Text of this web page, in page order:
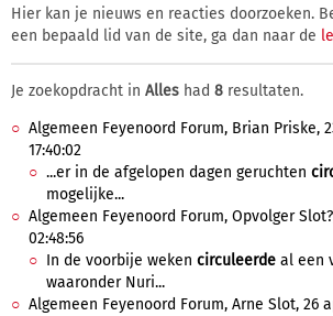
Hier kan je nieuws en reacties doorzoeken.
een bepaald lid van de site, ga dan naar de
Je zoekopdracht in Alles had 8 resultaten.
Algemeen Feyenoord Forum, Brian Priske,
17:40:02
...er in de afgelopen dagen geruchten
mogelijke...
Algemeen Feyenoord Forum, Opvolger
02:48:56
In de voorbije weken circuleerde al een
waaronder Nuri...
Algemeen Feyenoord Forum, Arne Slot, 26